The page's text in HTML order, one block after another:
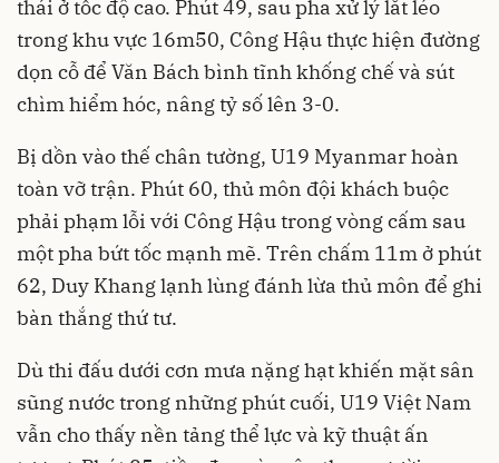
thái ở tốc độ cao. Phút 49, sau pha xử lý lắt léo
trong khu vực 16m50, Công Hậu thực hiện đường
dọn cỗ để Văn Bách bình tĩnh khống chế và sút
chìm hiểm hóc, nâng tỷ số lên 3-0.
Bị dồn vào thế chân tường, U19 Myanmar hoàn
toàn vỡ trận. Phút 60, thủ môn đội khách buộc
phải phạm lỗi với Công Hậu trong vòng cấm sau
một pha bứt tốc mạnh mẽ. Trên chấm 11m ở phút
62, Duy Khang lạnh lùng đánh lừa thủ môn để ghi
bàn thắng thứ tư.
Dù thi đấu dưới cơn mưa nặng hạt khiến mặt sân
sũng nước trong những phút cuối, U19 Việt Nam
vẫn cho thấy nền tảng thể lực và kỹ thuật ấn